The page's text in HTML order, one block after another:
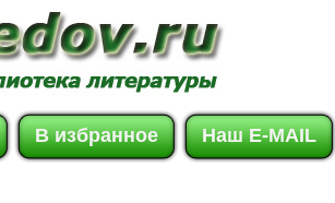
В избранное Наш E-MAIL